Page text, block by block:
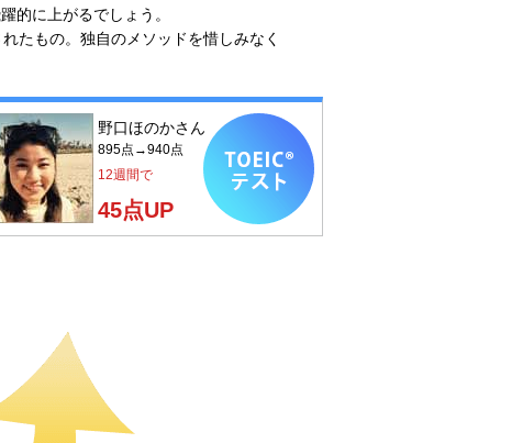
的に上がるでしょう。
たもの。独自のメソッドを惜しみなく
野口ほのかさん
895点→940点
12週間で
45点UP